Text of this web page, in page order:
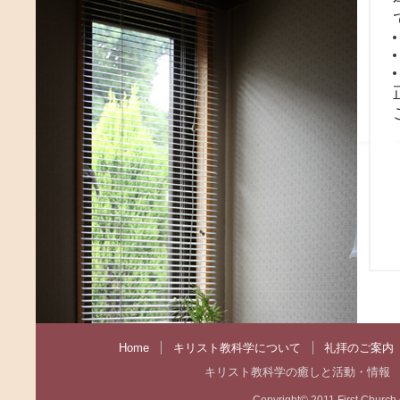
Home キリスト教科学について
礼拝のご案内
キリスト教科学の癒しと活動・情報